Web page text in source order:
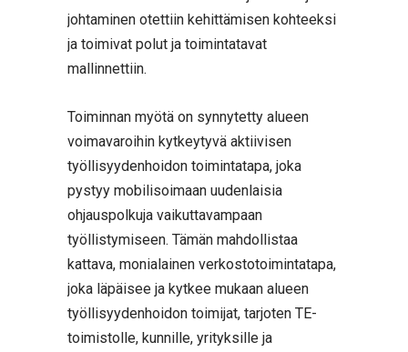
johtaminen otettiin kehittämisen kohteeksi
ja toimivat polut ja toimintatavat
mallinnettiin.
Toiminnan myötä on synnytetty alueen
voimavaroihin kytkeytyvä aktiivisen
työllisyydenhoidon toimintatapa, joka
pystyy mobilisoimaan uudenlaisia
ohjauspolkuja vaikuttavampaan
työllistymiseen. Tämän mahdollistaa
kattava, monialainen verkostotoimintatapa,
joka läpäisee ja kytkee mukaan alueen
työllisyydenhoidon toimijat, tarjoten TE-
toimistolle, kunnille, yrityksille ja